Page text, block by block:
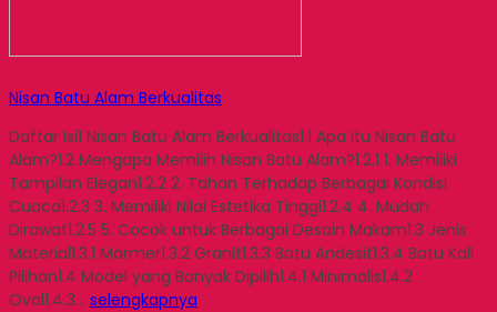
Nisan Batu Alam Berkualitas
Daftar Isi1 Nisan Batu Alam Berkualitas1.1 Apa Itu Nisan Batu
Alam?1.2 Mengapa Memilih Nisan Batu Alam?1.2.1 1. Memiliki
Tampilan Elegan1.2.2 2. Tahan Terhadap Berbagai Kondisi
Cuaca1.2.3 3. Memiliki Nilai Estetika Tinggi1.2.4 4. Mudah
Dirawat1.2.5 5. Cocok untuk Berbagai Desain Makam1.3 Jenis
Material1.3.1 Marmer1.3.2 Granit1.3.3 Batu Andesit1.3.4 Batu Kali
Pilihan1.4 Model yang Banyak Dipilih1.4.1 Minimalis1.4.2
Oval1.4.3… selengkapnya